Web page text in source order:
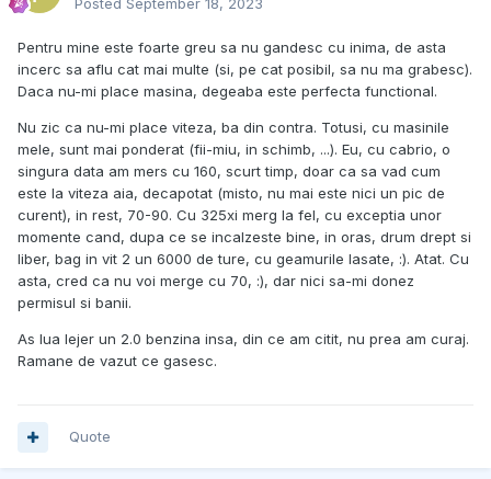
Posted September 18, 2023
Pentru mine este foarte greu sa nu gandesc cu inima, de asta
incerc sa aflu cat mai multe (si, pe cat posibil, sa nu ma grabesc).
Daca nu-mi place masina, degeaba este perfecta functional.
Nu zic ca nu-mi place viteza, ba din contra. Totusi, cu masinile
mele, sunt mai ponderat (fii-miu, in schimb, ...). Eu, cu cabrio, o
singura data am mers cu 160, scurt timp, doar ca sa vad cum
este la viteza aia, decapotat (misto, nu mai este nici un pic de
curent), in rest, 70-90. Cu 325xi merg la fel, cu exceptia unor
momente cand, dupa ce se incalzeste bine, in oras, drum drept si
liber, bag in vit 2 un 6000 de ture, cu geamurile lasate, :). Atat. Cu
asta, cred ca nu voi merge cu 70, :), dar nici sa-mi donez
permisul si banii.
As lua lejer un 2.0 benzina insa, din ce am citit, nu prea am curaj.
Ramane de vazut ce gasesc.
Quote